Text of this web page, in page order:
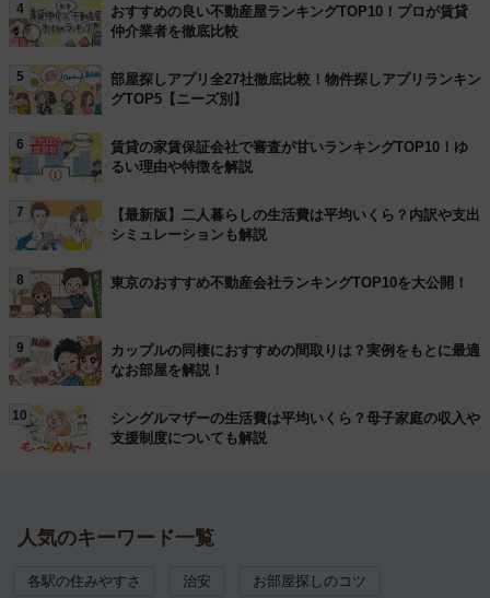
4
おすすめの良い不動産屋ランキングTOP10！プロが賃貸
仲介業者を徹底比較
5
部屋探しアプリ全27社徹底比較！物件探しアプリランキン
グTOP5【ニーズ別】
6
賃貸の家賃保証会社で審査が甘いランキングTOP10！ゆ
るい理由や特徴を解説
7
【最新版】二人暮らしの生活費は平均いくら？内訳や支出
シミュレーションも解説
8 東京のおすすめ不動産会社ランキングTOP10を大公開！
9
カップルの同棲におすすめの間取りは？実例をもとに最適
なお部屋を解説！
10
シングルマザーの生活費は平均いくら？母子家庭の収入や
支援制度についても解説
人気のキーワード一覧
各駅の住みやすさ 治安 お部屋探しのコツ